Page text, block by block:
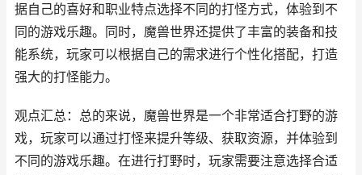
据自己的喜好和职业特点选择不同的打怪方式，体验到不
同的游戏乐趣。同时，魔兽世界还提供了丰富的装备和技
能系统，玩家可以根据自己的需求进行个性化搭配，打造
强大的打怪能力。
观点汇总：总的来说，魔兽世界是一个非常适合打野的游
戏，玩家可以通过打怪来提升等级、获取资源，并体验到
不同的游戏乐趣。在进行打野时，玩家需要注意选择合适